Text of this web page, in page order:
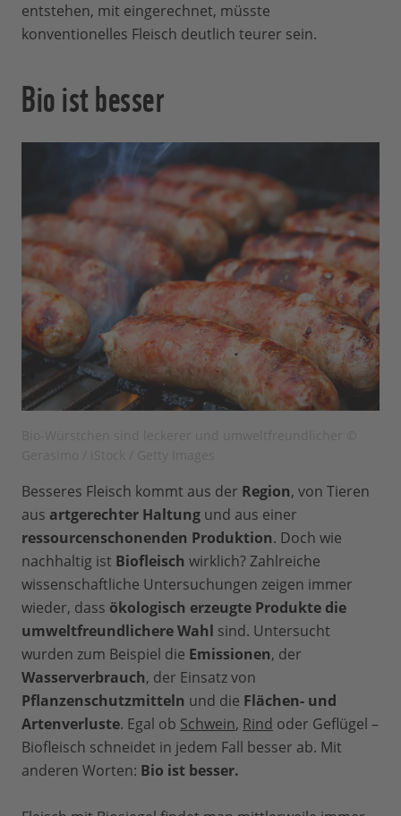
entstehen, mit eingerechnet, müsste
konventionelles Fleisch deutlich teurer sein.
Bio ist besser
Besseres Fleisch kommt aus der Region, von Tieren
aus artgerechter Haltung und aus einer
ressourcenschonenden Produktion. Doch wie
nachhaltig ist Biofleisch wirklich? Zahlreiche
wissenschaftliche Untersuchungen zeigen immer
wieder, dass ökologisch erzeugte Produkte die
umweltfreundlichere Wahl sind. Untersucht
wurden zum Beispiel die Emissionen, der
Wasserverbrauch, der Einsatz von
Pflanzenschutzmitteln und die Flächen- und
Artenverluste. Egal ob Schwein, Rind oder Geflügel –
Biofleisch schneidet in jedem Fall besser ab. Mit
anderen Worten: Bio ist besser.